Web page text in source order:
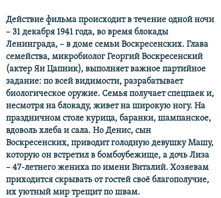
Действие фильма происходит в течение одной ночи
– 31 декабря 1941 года, во время блокады
Ленинграда, – в доме семьи Воскресенских. Глава
семейства, микробиолог Георгий Воскресенский
(актер Ян Цапник), выполняет важное партийное
задание: по всей видимости, разрабатывает
биологическое оружие. Семья получает спецпаек и,
несмотря на блокаду, живет на широкую ногу. На
праздничном столе курица, баранки, шампанское,
вдоволь хлеба и сала. Но Денис, сын
Воскресенских, приводит голодную девушку Машу,
которую он встретил в бомбоубежище, а дочь Лиза
– 47-летнего жениха по имени Виталий. Хозяевам
приходится скрывать от гостей своё благополучие,
их уютный мир трещит по швам.